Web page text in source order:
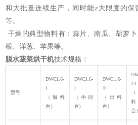
和大批量连续生产，同时能z大限度的保
等。
干燥的典型物料有：蒜片、南瓜、胡萝
根、洋葱、苹果等。
脱水蔬菜烘干机技术规格：
型号
DWC1.6-
（加料
台）
DWC1.6-
（中间
台）
DWC1.6-
（出料
台）
2-Ⅰ
料
台）